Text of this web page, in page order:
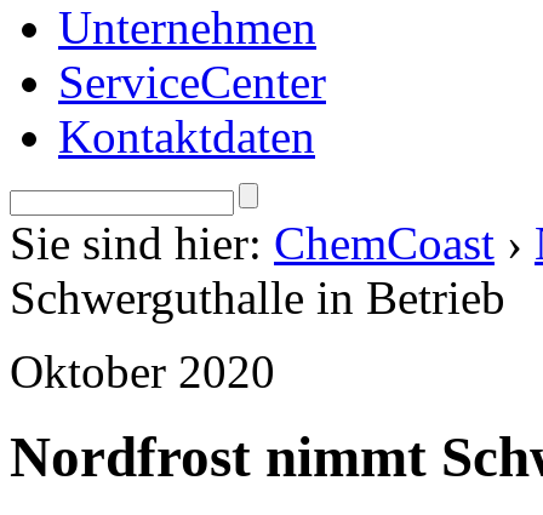
Unternehmen
ServiceCenter
Kontaktdaten
Sie sind hier: ChemCoast ›
Schwerguthalle in Betrieb
Oktober 2020
Nordfrost nimmt